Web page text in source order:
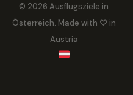
© 2026 Ausflugsziele in
Österreich. Made with ♡ in
Austria